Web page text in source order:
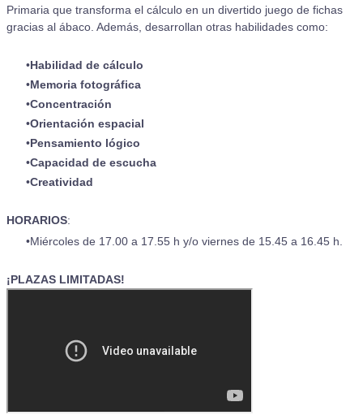
Primaria que transforma el cálculo en un divertido juego de fichas
gracias al ábaco. Además, desarrollan otras habilidades como:
Habilidad de cálculo
Memoria fotográfica
Concentración
Orientación espacial
Pensamiento lógico
Capacidad de escucha
Creatividad
HORARIOS:
Miércoles de 17.00 a 17.55 h y/o viernes de 15.45 a 16.45 h.
​¡PLAZAS LIMITADAS!